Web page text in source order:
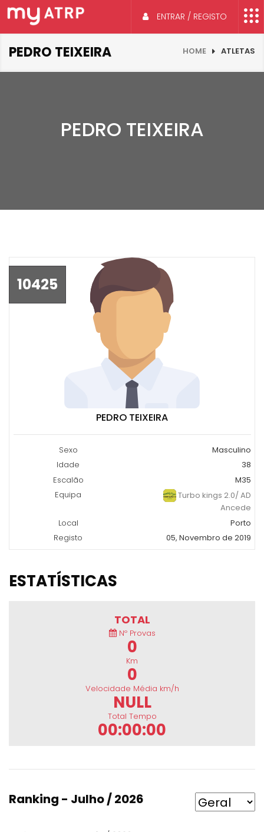
ENTRAR / REGISTO
PEDRO TEIXEIRA HOME ATLETAS
PEDRO TEIXEIRA
10425
PEDRO TEIXEIRA
Sexo
Masculino
Idade
38
Escalão
M35
Equipa
Turbo kings 2.0/ AD
Ancede
Local
Porto
Registo
05, Novembro de 2019
ESTATÍSTICAS
TOTAL
Nº Provas
0
Km
0
Velocidade Média km/h
NULL
Total Tempo
00:00:00
Ranking - Julho / 2026